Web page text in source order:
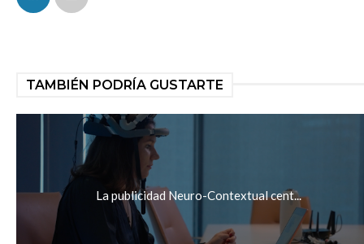
TAMBIÉN PODRÍA GUSTARTE
La publicidad Neuro-Contextual cent...